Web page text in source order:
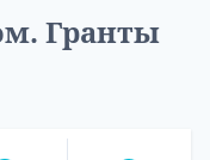
Гранты